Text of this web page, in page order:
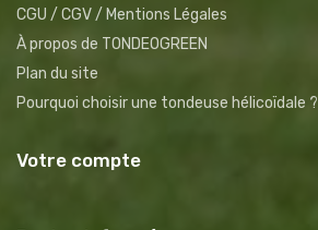
CGU / CGV / Mentions Légales
À propos de TONDEOGREEN
Plan du site
Pourquoi choisir une tondeuse hélicoïdale ?
Votre compte